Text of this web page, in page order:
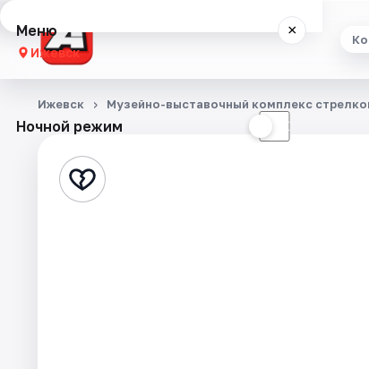
Меню ×
Ижевск
Концерты
Стендап
Ночной режим ☾
Ижевск Музейно-выставочный комплекс